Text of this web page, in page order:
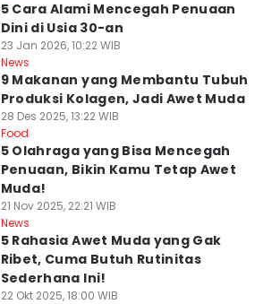
5 Cara Alami Mencegah Penuaan
Dini di Usia 30-an
23 Jan 2026, 10:22 WIB
News
9 Makanan yang Membantu Tubuh
Produksi Kolagen, Jadi Awet Muda
28 Des 2025, 13:22 WIB
Food
5 Olahraga yang Bisa Mencegah
Penuaan, Bikin Kamu Tetap Awet
Muda!
21 Nov 2025, 22:21 WIB
News
5 Rahasia Awet Muda yang Gak
Ribet, Cuma Butuh Rutinitas
Sederhana Ini!
22 Okt 2025, 18:00 WIB